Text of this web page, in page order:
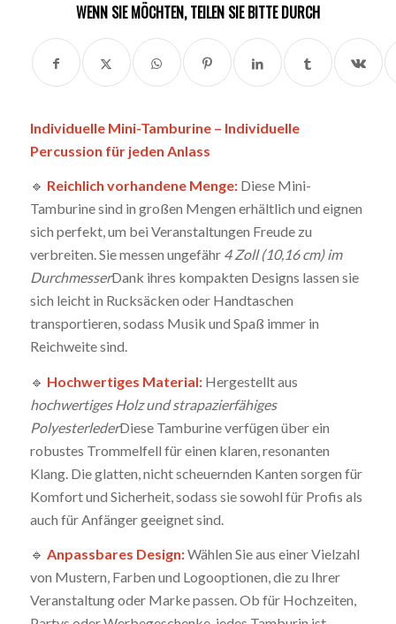
WENN SIE MÖCHTEN, TEILEN SIE BITTE DURCH
Individuelle Mini-Tamburine – Individuelle
Percussion für jeden Anlass
🔹 Reichlich vorhandene Menge:Diese Mini-
Tamburine sind in großen Mengen erhältlich und eignen
sich perfekt, um bei Veranstaltungen Freude zu
verbreiten. Sie messen ungefähr 4 Zoll (10,16 cm) im
DurchmesserDank ihres kompakten Designs lassen sie
sich leicht in Rucksäcken oder Handtaschen
transportieren, sodass Musik und Spaß immer in
Reichweite sind.
🔹 Hochwertiges Material:Hergestellt aus
hochwertiges Holz und strapazierfähiges
PolyesterlederDiese Tamburine verfügen über ein
robustes Trommelfell für einen klaren, resonanten
Klang. Die glatten, nicht scheuernden Kanten sorgen für
Komfort und Sicherheit, sodass sie sowohl für Profis als
auch für Anfänger geeignet sind.
🔹 Anpassbares Design:Wählen Sie aus einer Vielzahl
von Mustern, Farben und Logooptionen, die zu Ihrer
Veranstaltung oder Marke passen. Ob für Hochzeiten,